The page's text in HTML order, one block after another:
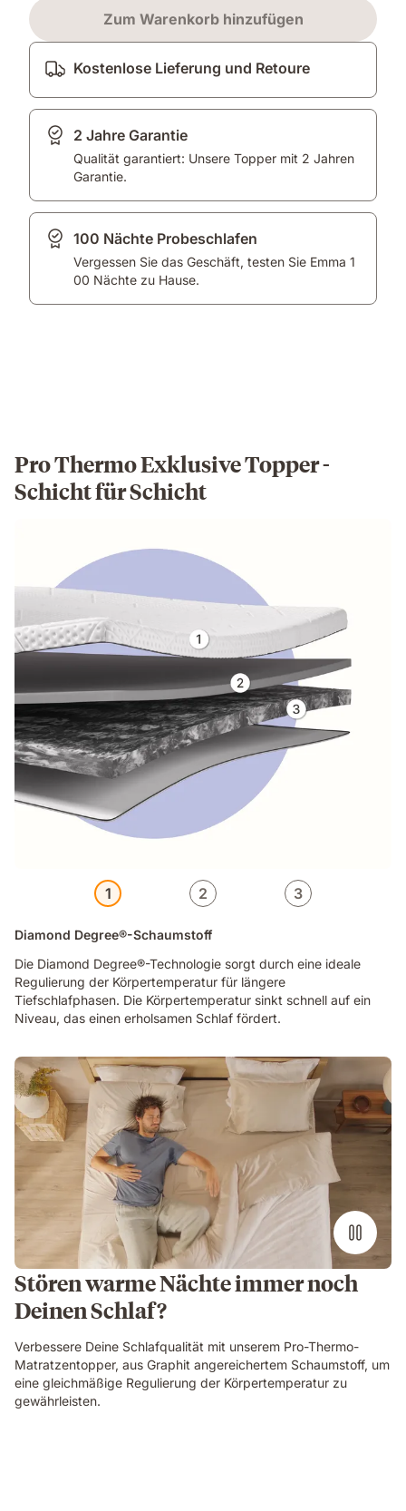
Zum Warenkorb hinzufügen
Kostenlose Lieferung und Retoure
2 Jahre Garantie
Qualität garantiert: Unsere Topper mit 2 Jahren
Garantie.
100 Nächte Probeschlafen
Vergessen Sie das Geschäft, testen Sie Emma 1
00 Nächte zu Hause.
Pro Thermo Exklusive Topper -
Schicht für Schicht
1 2 3
Diamond Degree®-Schaumstoff
Die Diamond Degree®-Technologie sorgt durch eine ideale
Regulierung der Körpertemperatur für längere
Tiefschlafphasen. Die Körpertemperatur sinkt schnell auf ein
Niveau, das einen erholsamen Schlaf fördert.
Stören warme Nächte immer noch
Deinen Schlaf?
Verbessere Deine Schlafqualität mit unserem Pro-Thermo-
Matratzentopper, aus Graphit angereichertem Schaumstoff, um
eine gleichmäßige Regulierung der Körpertemperatur zu
gewährleisten.